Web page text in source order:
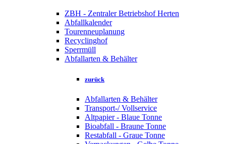
ZBH - Zentraler Betriebshof Herten
Abfallkalender
Tourenneuplanung
Recyclinghof
Sperrmüll
Abfallarten & Behälter
zurück
Abfallarten & Behälter
Transport-/ Vollservice
Altpapier - Blaue Tonne
Bioabfall - Braune Tonne
Restabfall - Graue Tonne